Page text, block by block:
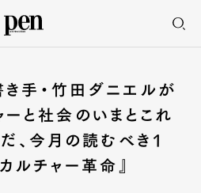
手・竹田ダニエルが
ーと社会のいまとこれ
、今月の読むべき1
ルチャー革命』